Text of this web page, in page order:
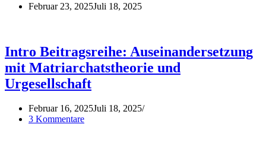
Februar 23, 2025Juli 18, 2025
Intro Beitragsreihe: Auseinandersetzung
mit Matriarchatstheorie und
Urgesellschaft
Februar 16, 2025Juli 18, 2025
3 Kommentare